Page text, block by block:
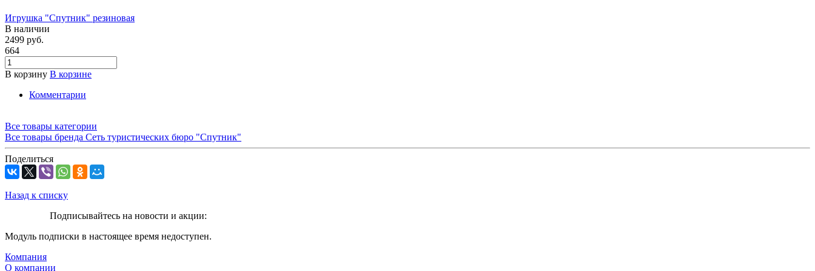
Игрушка "Спутник" резиновая
В наличии
2499 руб.
664
В корзину В корзине
Комментарии
Все товары категории
Все товары бренда Сеть туристических бюро "Спутник"
Поделиться
Назад к списку
Подписывайтесь на новости и акции:
Модуль подписки в настоящее время недоступен.
Компания
О компании